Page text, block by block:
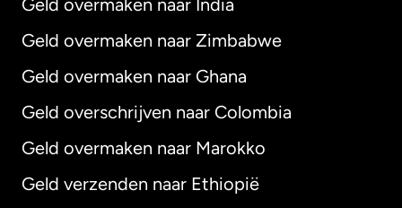
Geld overmaken naar India
Geld overmaken naar Zimbabwe
Geld overmaken naar Ghana
Geld overschrijven naar Colombia
Geld overmaken naar Marokko
Geld verzenden naar Ethiopië